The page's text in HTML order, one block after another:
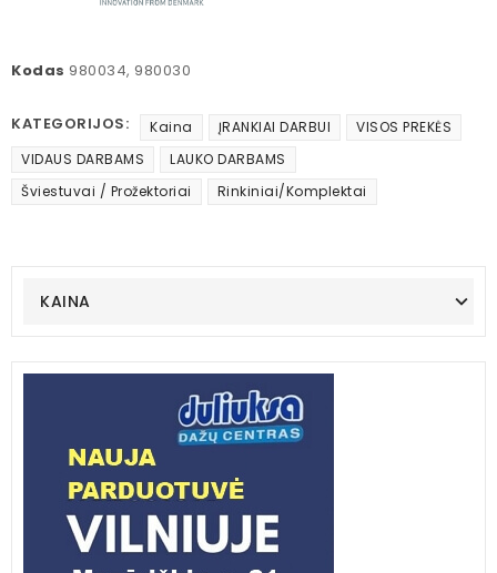
KAINA
Kodas 980034, 980030
KATEGORIJOS: Kaina ĮRANKIAI DARBUI
VISOS PREKĖS
VIDAUS DARBAMS
LAUKO DARBAMS
Šviestuvai / Prožektoriai
Rinkiniai/Komplektai